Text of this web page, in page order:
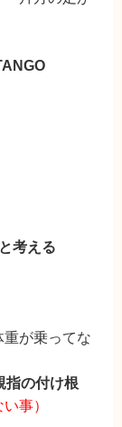
考える
重が乗ってな
の付け根
事）